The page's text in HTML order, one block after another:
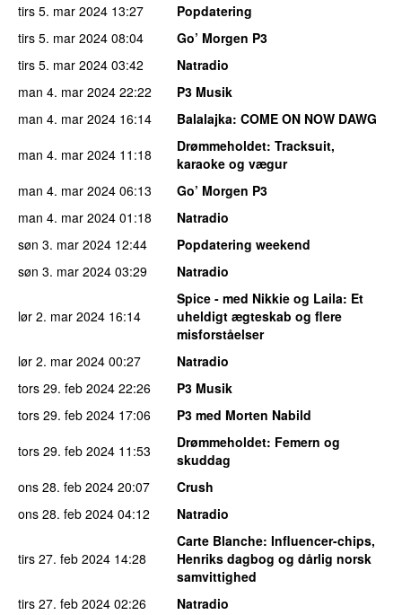
tirs 5. mar 2024 13:27
Popdatering
tirs 5. mar 2024 08:04
Go’ Morgen P3
tirs 5. mar 2024 03:42
Natradio
man 4. mar 2024 22:22
P3 Musik
man 4. mar 2024 16:14 Balalajka: COME ON NOW DAWG
man 4. mar 2024 11:18 Drømmeholdet: Tracksuit,
karaoke og vægur
man 4. mar 2024 06:13
Go’ Morgen P3
man 4. mar 2024 01:18
Natradio
søn 3. mar 2024 12:44
Popdatering weekend
søn 3. mar 2024 03:29 Natradio
lør 2. mar 2024 16:14
Spice - med Nikkie og Laila: Et
uheldigt ægteskab og flere
misforståelser
lør 2. mar 2024 00:27
Natradio
tors 29. feb 2024 22:26
P3 Musik
tors 29. feb 2024 17:06
P3 med Morten Nabild
tors 29. feb 2024 11:53 Drømmeholdet: Femern og
skuddag
ons 28. feb 2024 20:07
Crush
ons 28. feb 2024 04:12 Natradio
tirs 27. feb 2024 14:28
Carte Blanche: Influencer-chips,
Henriks dagbog og dårlig norsk
samvittighed
tirs 27. feb 2024 02:26
Natradio